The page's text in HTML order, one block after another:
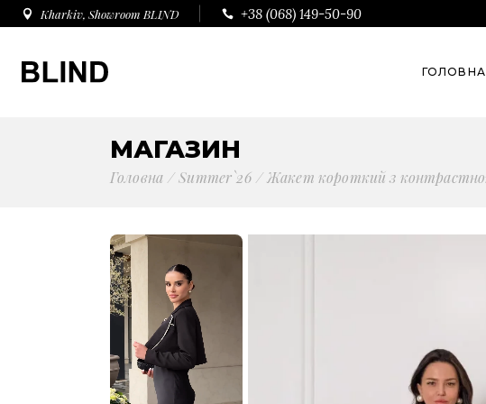
Kharkiv, Showroom BLIND +38 (068) 149-50-90
ГОЛОВНА
МАГАЗИН
Головна Summer`26 Жакет короткий з